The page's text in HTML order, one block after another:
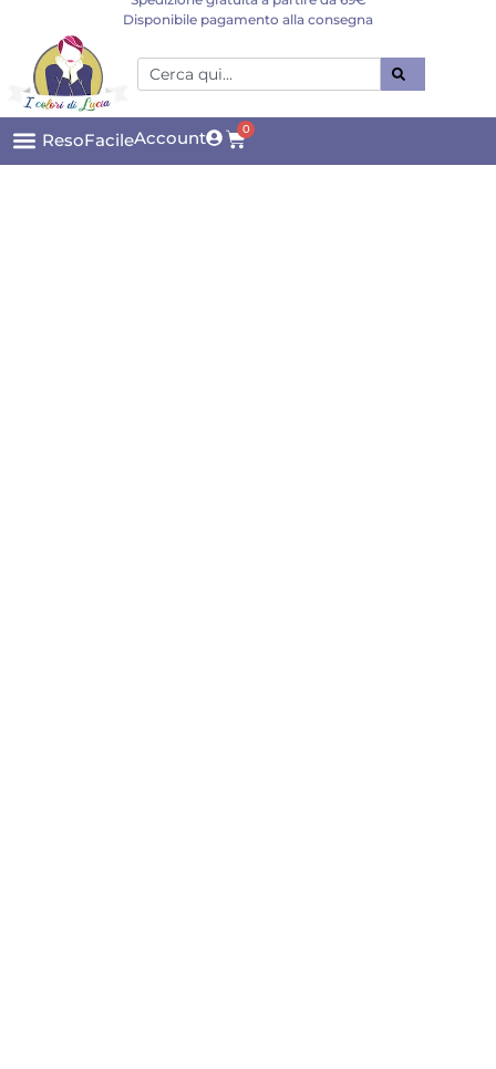
Disponibile pagamento alla consegna
ResoFacileAccount 0